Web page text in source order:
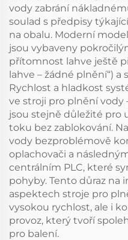
vody zabrání
soulad s předpisy
na obalu. Moderní
jsou vybaveny
přítomnost lahve ještě
lahve – žádné plnění“)
Rychlost a hladkost
ve stroji pro plnění vody
jsou stejně důležité pro
toku bez zablokování.
vody bezproblémově
oplachovači a
centrálním PLC, které
pohyby. Tento důraz na
aspektech stroje pro
vysokou rychlost, ale i
provoz, který tvoří
pro balení.